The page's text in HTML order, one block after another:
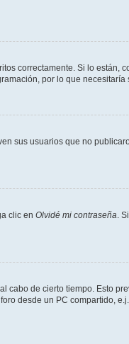
correctamente. Si lo están,
por lo que necesitaría
sus usuarios que no
clic en Olvidé mi contraseña .
de cierto tiempo. Esto
desde un PC compartido,